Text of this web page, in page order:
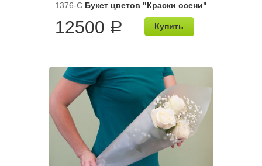
1376-C Букет цветов "Краски осени"
12500 a Купить